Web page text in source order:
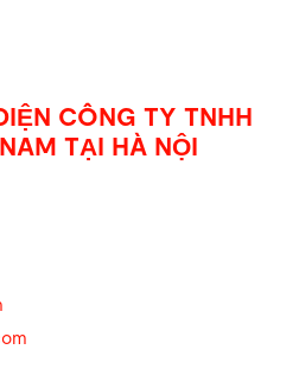
CÔNG TY TNHH
TẠI HÀ NỘI